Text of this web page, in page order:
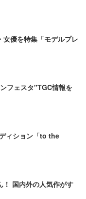
女優を特集「モデルプレ
フェスタ"TGC情報を
ィション「to the
！ 国内外の人気作がす